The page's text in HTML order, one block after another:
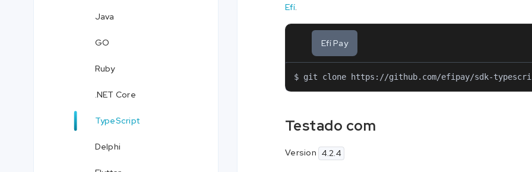
Java
GO
Ruby
.NET Core
TypeScript
Delphi
Efí.
Efí Pay
$ git clone https://github.com/efipay/sdk-
Testado com
Version 4.2.4